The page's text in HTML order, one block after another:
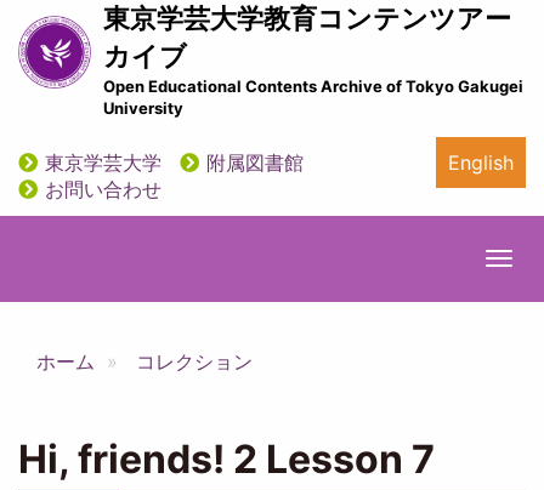
イ
ン
ン
ツ
東京学芸大学教育コンテンツアー
カイブ
Open Educational Contents Archive of Tokyo Gakugei
University
utility
東京学芸大学
附属図書館
お問い合わせ
English
ホーム コレクション
Hi, friends! 2 Lesson 7